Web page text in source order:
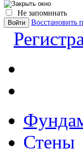
Не запоминать
Восстановить
Стены